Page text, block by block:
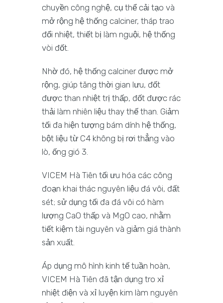
chuyền công nghệ, cụ thể cải tạo và
mở rộng hệ thống calciner, tháp trao
đổi nhiệt, thiết bị làm nguội, hệ thống
vòi đốt.
Nhờ đó, hệ thống calciner được mở
rộng, giúp tăng thời gian lưu, đốt
được than nhiệt trị thấp, đốt được rác
thải làm nhiên liệu thay thế than. Giảm
tối đa hiện tượng bám dính hệ thống,
bột liệu từ C4 không bị rơi thẳng vào
lò, ống gió 3.
VICEM Hà Tiên tối ưu hóa các công
đoạn khai thác nguyên liệu đá vôi, đất
sét; sử dụng tối đa đá vôi có hàm
lượng CaO thấp và MgO cao, nhằm
tiết kiệm tài nguyên và giảm giá thành
sản xuất.
Áp dụng mô hình kinh tế tuần hoàn,
VICEM Hà Tiên đã tận dụng tro xỉ
nhiệt điện và xỉ luyện kim làm nguyên